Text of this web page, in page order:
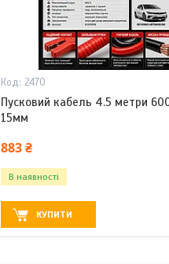
2470
Пусковий кабель 4.5 метри
15мм
883 ₴
В наявності
КУПИТИ